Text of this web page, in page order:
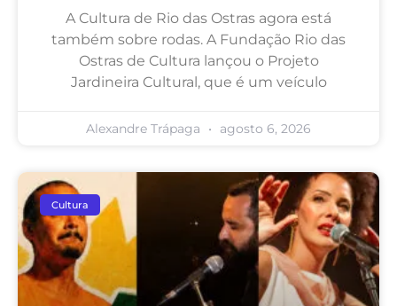
A Cultura de Rio das Ostras agora está
também sobre rodas. A Fundação Rio das
Ostras de Cultura lançou o Projeto
Jardineira Cultural, que é um veículo
Alexandre Trápaga agosto 6, 2026
Cultura